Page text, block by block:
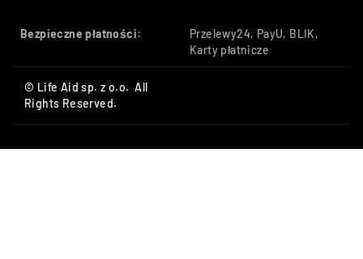
Bezpieczne płatności:
Przelewy24, PayU, BLIK,
Karty płatnicze
© Life Aid sp. z o.o. All
Rights Reserved.